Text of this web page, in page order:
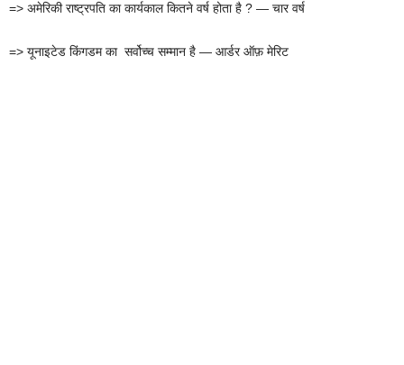
=> अमेरिकी राष्ट्रपति का कार्यकाल कितने वर्ष होता है ? — चार वर्ष
=> यूनाइटेड किंगडम का सर्वोच्च सम्मान है — आर्डर ऑफ़ मेरिट